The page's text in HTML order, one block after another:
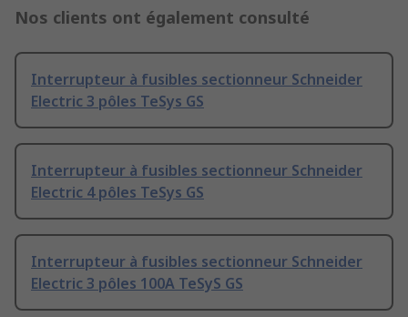
Nos clients ont également consulté
Interrupteur à fusibles sectionneur Schneider
Electric 3 pôles TeSys GS
Interrupteur à fusibles sectionneur Schneider
Electric 4 pôles TeSys GS
Interrupteur à fusibles sectionneur Schneider
Electric 3 pôles 100A TeSyS GS